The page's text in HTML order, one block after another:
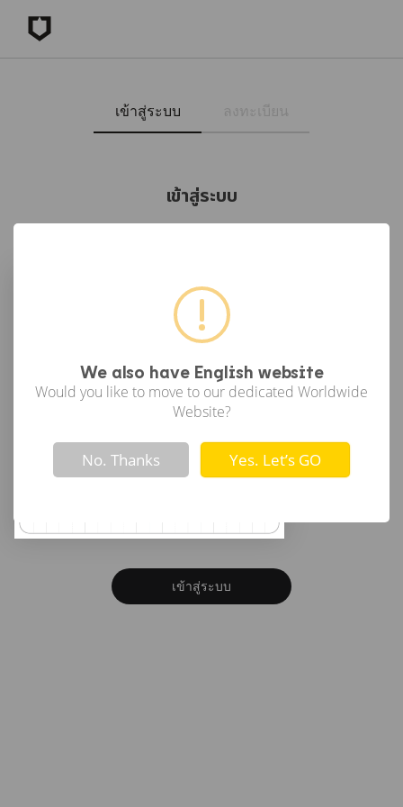
We also have English website
Would you like to move to our dedicated Worldwide
Website?
! Not valid!
No. Thanks Yes. Let’s GO
เข้าสู่ระบบ
เข้าสู่ระบบ
เข้าสู่ระบบด้วย Google
or
รหัสผ่าน